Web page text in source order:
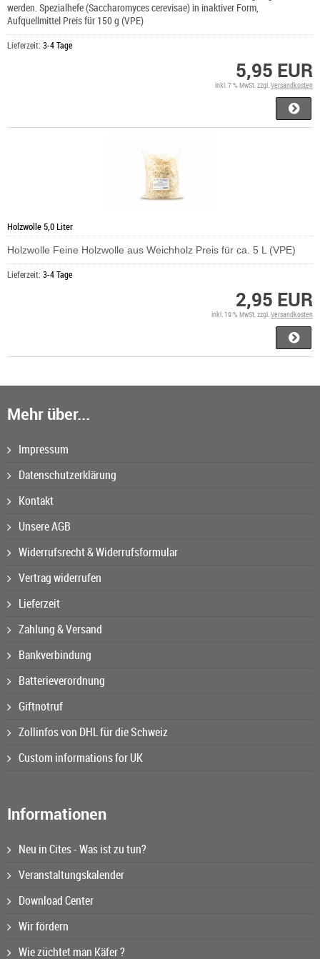
werden. Spezialhefe (Saccharomyces cerevisae) in inaktiver Form,
Aufquellmittel Preis für 150 g (VPE)
Lieferzeit: 3-4 Tage
5,95 EUR
inkl. 7 % MwSt. zzgl.Versandkosten
Holzwolle 5,0 Liter
Holzwolle Feine Holzwolle aus Weichholz Preis für ca. 5 L (VPE)
Lieferzeit: 3-4 Tage
2,95 EUR
inkl. 19 % MwSt. zzgl.Versandkosten
Mehr über...
Impressum
Datenschutzerklärung
Kontakt
Unsere AGB
Widerrufsrecht & Widerrufsformular
Vertrag widerrufen
Lieferzeit
Zahlung & Versand
Bankverbindung
Batterieverordnung
Giftnotruf
Zollinfos von DHL für die Schweiz
Custom informations for UK
Informationen
Neu in Cites - Was ist zu tun?
Veranstaltungskalender
Download Center
Wir fördern
Wie züchtet man Käfer ?